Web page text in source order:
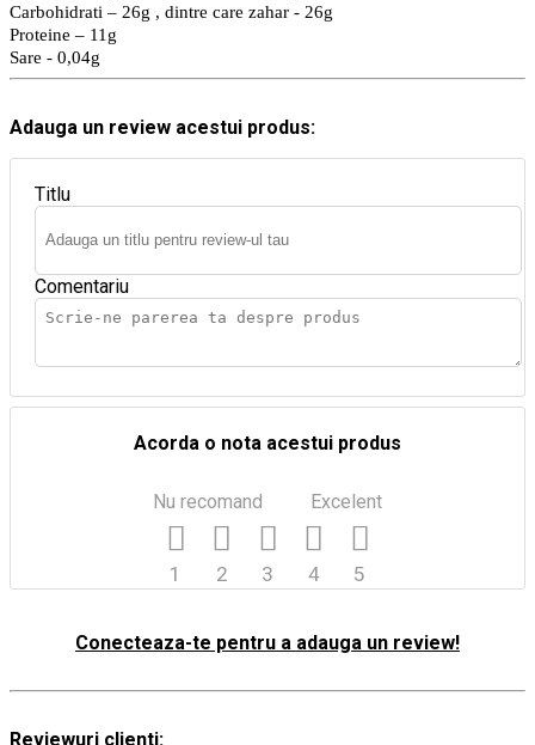
Carbohidrati – 26g , dintre care zahar - 26g
Proteine – 11g
Sare - 0,04g
Adauga un review acestui produs:
Titlu
Comentariu
Acorda o nota acestui produs
Nu recomand Excelent
5
4
3
2
1
Conecteaza-te pentru a adauga un review!
Reviewuri clienti: